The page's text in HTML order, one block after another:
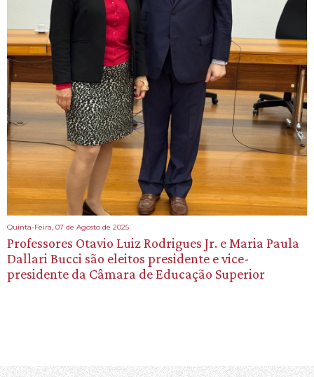
Quinta-Feira, 07 de Agosto de 2025
Professores Otavio Luiz Rodrigues Jr. e Maria Paula
Dallari Bucci são eleitos presidente e vice-
presidente da Câmara de Educação Superior